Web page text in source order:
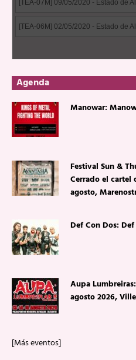
Agenda
Manowar:
Festival Sun &
Cerrado el cartel
agosto,
Def Con Dos:
Aupa
agosto 2026,
[Más eventos]